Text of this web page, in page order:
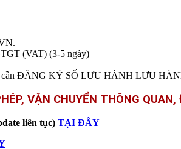
(VAT) (3-5 ngày)
cần ĐĂNG KÝ SỐ LƯU HÀNH LƯU
VẬN CHUYỂN THÔNG
liên tục) TẠI ĐÂY